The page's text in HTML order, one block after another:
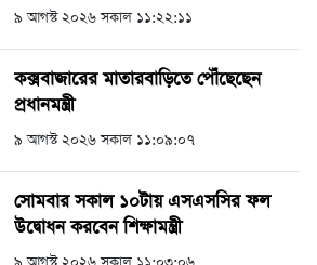
৯ আগস্ট ২০২৬ সকাল ১১:২২:১১
কক্সবাজারের মাতারবাড়িতে পৌঁছেছেন
প্রধানমন্ত্রী
৯ আগস্ট ২০২৬ সকাল ১১:০৯:০৭
সোমবার সকাল ১০টায় এসএসসির ফল
উদ্বোধন করবেন শিক্ষামন্ত্রী